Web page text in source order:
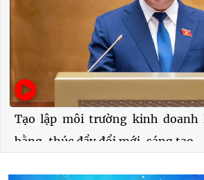
Tạo lập môi trường kinh doanh
bằng, thúc đẩy đổi mới, sáng tạo